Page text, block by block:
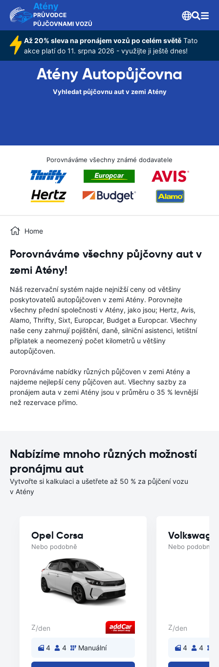
Atény
PRŮVODCE
PŮJČOVNAMI VOZŮ
Až 20% sleva na pronájem vozů po celém světě Tato
akce platí do 11. srpna 2026 - využijte ji ještě dnes!
Atény Autopůjčovna
Vyhledat půjčovnu aut v zemi Atény
Porovnáváme všechny známé dodavatele
Home
Porovnáváme všechny půjčovny aut v
zemi Atény!
Náš rezervační systém najde nejnižší ceny od většiny
poskytovatelů autopůjčoven v zemi Atény. Porovnejte
všechny přední společnosti v Atény, jako jsou; Hertz, Avis,
Alamo, Thrifty, Sixt, Europcar, Budget a Europcar. Všechny
naše ceny zahrnují pojištění, daně, silniční asistenci, letištní
příplatek a neomezený počet kilometrů u většiny
autopůjčoven.
Porovnáváme nabídky různých půjčoven v zemi Atény a
najdeme nejlepší ceny půjčoven aut. Všechny sazby za
pronájem auta v zemi Atény jsou v průměru o 35 % levnější
než rezervace přímo.
Nabízíme mnoho různých možností
pronájmu aut
Vytvořte si kalkulaci a ušetřete až 50 % za půjčení vozu
v Atény
Opel Corsa
Nebo podobně
Z/den
4 4 Manuální
Nebo podobně
Z/den
4 4